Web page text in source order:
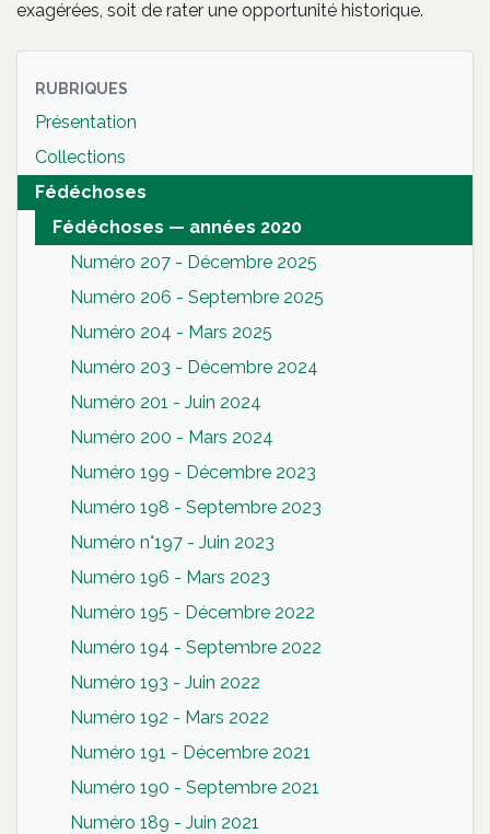
exagérées, soit de rater une opportunité historique.
RUBRIQUES
Présentation
Collections
Fédéchoses
Fédéchoses — années 2020
Numéro 207 - Décembre 2025
Numéro 206 - Septembre 2025
Numéro 204 - Mars 2025
Numéro 203 - Décembre 2024
Numéro 201 - Juin 2024
Numéro 200 - Mars 2024
Numéro 199 - Décembre 2023
Numéro 198 - Septembre 2023
Numéro n°197 - Juin 2023
Numéro 196 - Mars 2023
Numéro 195 - Décembre 2022
Numéro 194 - Septembre 2022
Numéro 193 - Juin 2022
Numéro 192 - Mars 2022
Numéro 191 - Décembre 2021
Numéro 190 - Septembre 2021
Numéro 189 - Juin 2021